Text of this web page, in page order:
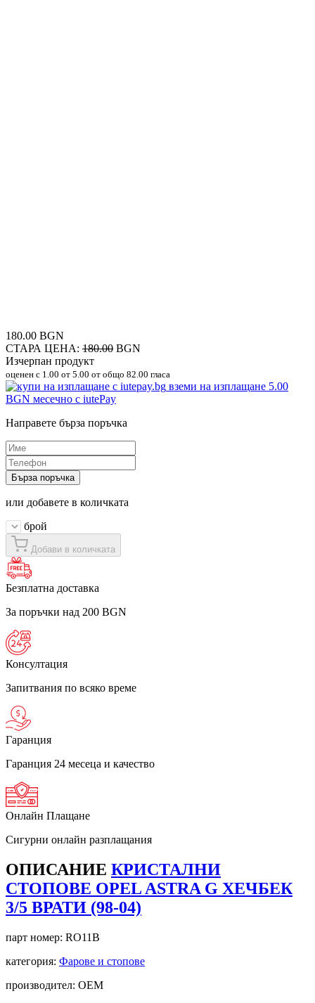
180.00 BGN
СТАРА ЦЕНА: 180.00 BGN
Изчерпан продукт
оценен с 1.00 от 5.00 от общо 82.00 гласа
вземи на изплащане 5.00
BGN месечно с iutePay
Направете бърза поръчка
Бърза поръчка
или добавете в количката
брой
Добави в количката
Безплатна доставка
За поръчки над 200 BGN
Консултация
Запитвания по всяко време
Гаранция
Гаранция 24 месеца и качество
Онлайн Плащане
Сигурни онлайн разплащания
ОПИСАНИЕ КРИСТАЛНИ
СТОПОВЕ OPEL ASTRA G ХЕЧБЕК
3/5 ВРАТИ (98-04)
парт номер: RO11B
категория: Фарове и стопове
производител: OEM